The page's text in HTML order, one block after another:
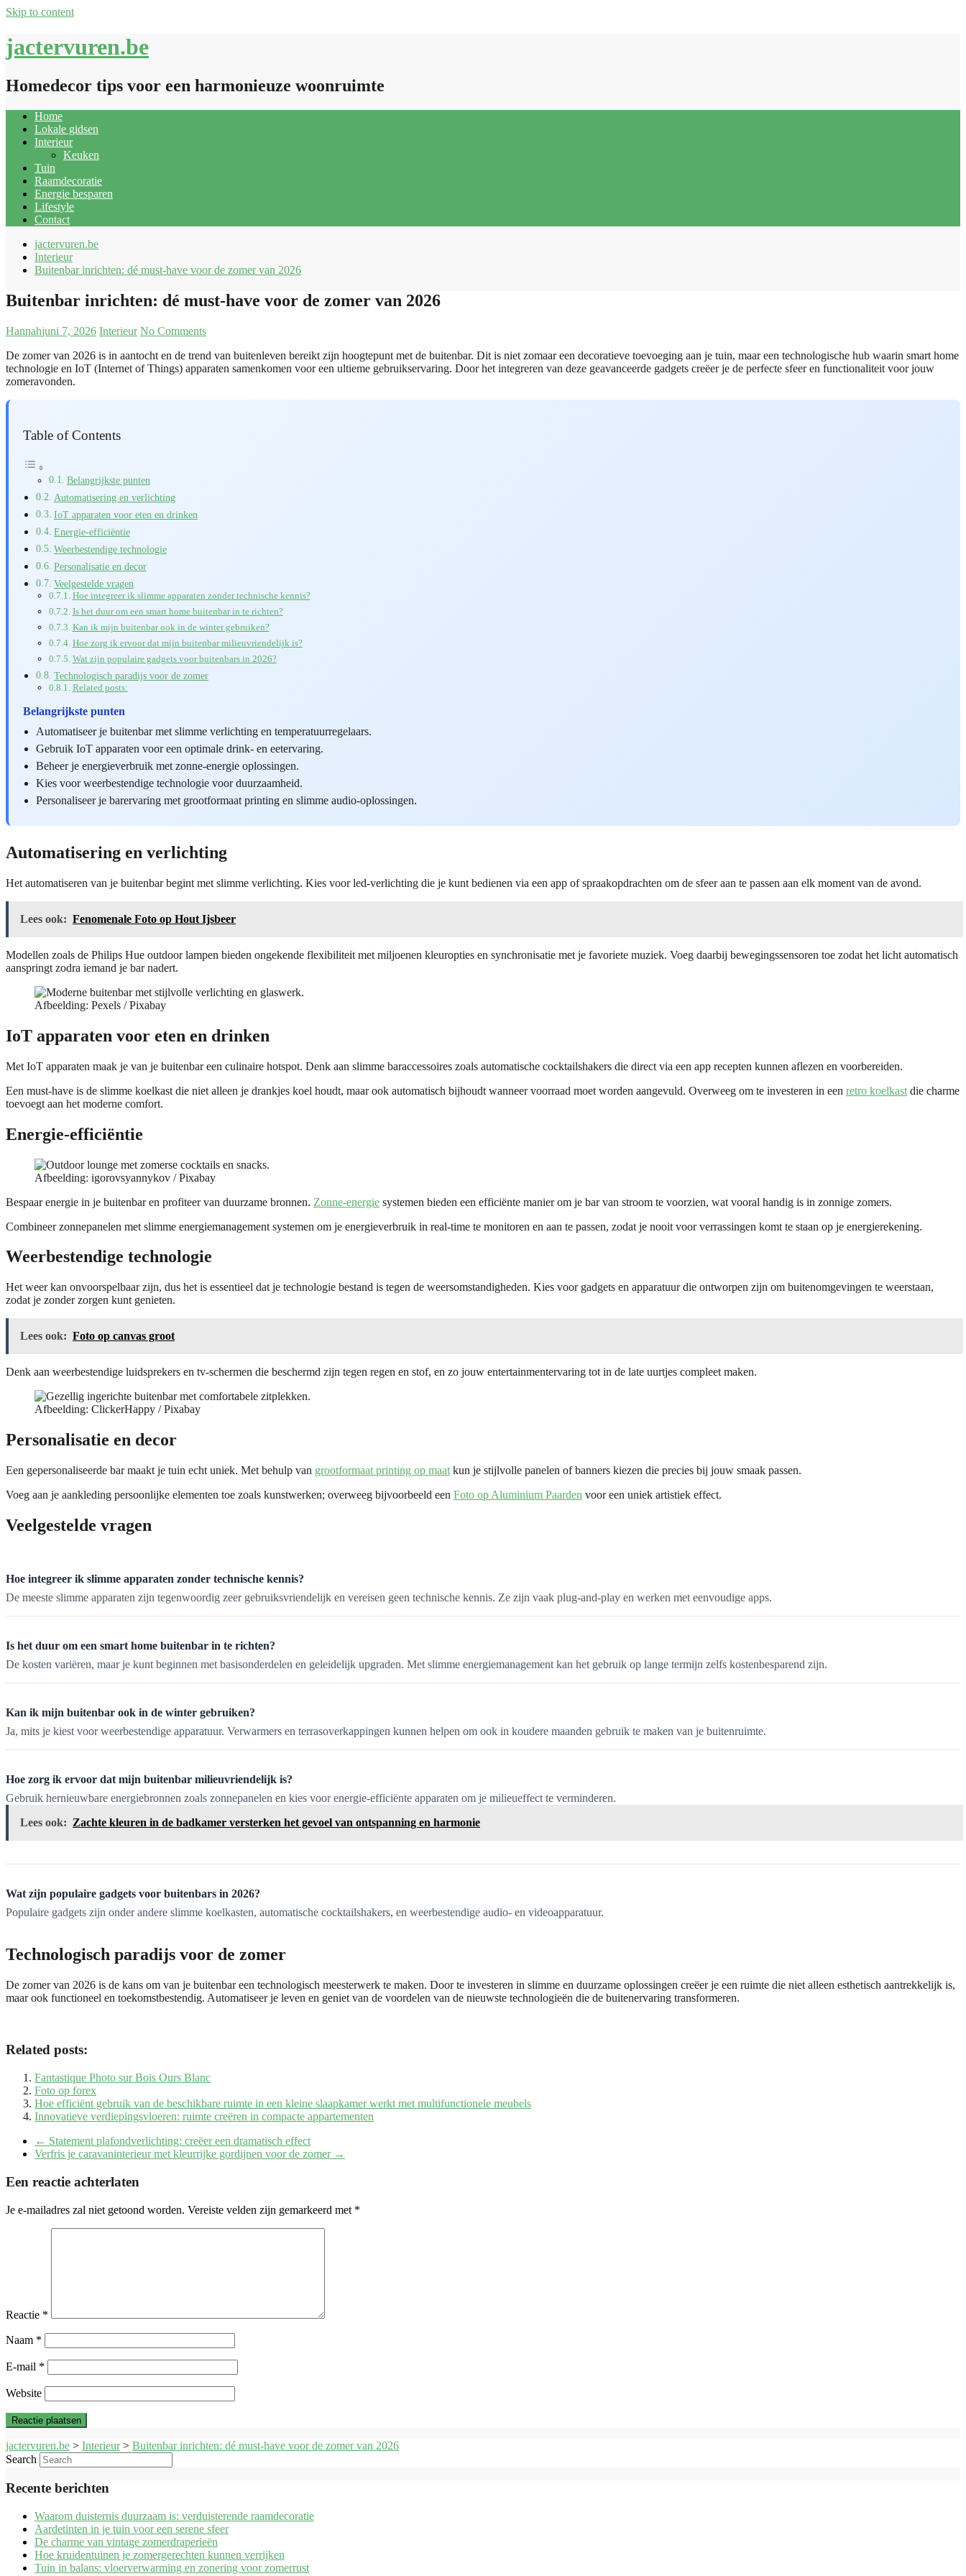
Skip to content
jactervuren.be
Homedecor tips voor een harmonieuze woonruimte
Home
Lokale gidsen
Interieur
Keuken
Tuin
Raamdecoratie
Energie besparen
Lifestyle
Contact
jactervuren.be
Interieur
Buitenbar inrichten: dé must-have voor de zomer van 2026
Buitenbar inrichten: dé must-have voor de zomer van 2026
Hannahjuni 7, 2026 Interieur No Comments
De zomer van 2026 is in aantocht en de trend van buitenleven bereikt zijn hoogtepunt met de buitenbar. Dit is niet zomaar een decoratieve toevoeging aan je tuin, maar een technologische hub waarin smart home
technologie en IoT (Internet of Things) apparaten samenkomen voor een ultieme gebruikservaring. Door het integreren van deze geavanceerde gadgets creëer je de perfecte sfeer en functionaliteit voor jouw
zomeravonden.
Table of Contents
Belangrijkste punten
Automatisering en verlichting
IoT apparaten voor eten en drinken
Energie-efficiëntie
Weerbestendige technologie
Personalisatie en decor
Veelgestelde vragen
Hoe integreer ik slimme apparaten zonder technische kennis?
Is het duur om een smart home buitenbar in te richten?
Kan ik mijn buitenbar ook in de winter gebruiken?
Hoe zorg ik ervoor dat mijn buitenbar milieuvriendelijk is?
Wat zijn populaire gadgets voor buitenbars in 2026?
Technologisch paradijs voor de zomer
Related posts:
Belangrijkste punten
Automatiseer je buitenbar met slimme verlichting en temperatuurregelaars.
Gebruik IoT apparaten voor een optimale drink- en eetervaring.
Beheer je energieverbruik met zonne-energie oplossingen.
Kies voor weerbestendige technologie voor duurzaamheid.
Personaliseer je barervaring met grootformaat printing en slimme audio-oplossingen.
Automatisering en verlichting
Het automatiseren van je buitenbar begint met slimme verlichting. Kies voor led-verlichting die je kunt bedienen via een app of spraakopdrachten om de sfeer aan te passen aan elk moment van de avond.
Lees ook: Fenomenale Foto op Hout Ijsbeer
Modellen zoals de Philips Hue outdoor lampen bieden ongekende flexibiliteit met miljoenen kleuropties en synchronisatie met je favoriete muziek. Voeg daarbij bewegingssensoren toe zodat het licht automatisch
aanspringt zodra iemand je bar nadert.
Afbeelding: Pexels / Pixabay
IoT apparaten voor eten en drinken
Met IoT apparaten maak je van je buitenbar een culinaire hotspot. Denk aan slimme baraccessoires zoals automatische cocktailshakers die direct via een app recepten kunnen aflezen en voorbereiden.
Een must-have is de slimme koelkast die niet alleen je drankjes koel houdt, maar ook automatisch bijhoudt wanneer voorraad moet worden aangevuld. Overweeg om te investeren in een retro koelkast die charme
toevoegt aan het moderne comfort.
Energie-efficiëntie
Afbeelding: igorovsyannykov / Pixabay
Bespaar energie in je buitenbar en profiteer van duurzame bronnen. Zonne-energie systemen bieden een efficiënte manier om je bar van stroom te voorzien, wat vooral handig is in zonnige zomers.
Combineer zonnepanelen met slimme energiemanagement systemen om je energieverbruik in real-time te monitoren en aan te passen, zodat je nooit voor verrassingen komt te staan op je energierekening.
Weerbestendige technologie
Het weer kan onvoorspelbaar zijn, dus het is essentieel dat je technologie bestand is tegen de weersomstandigheden. Kies voor gadgets en apparatuur die ontworpen zijn om buitenomgevingen te weerstaan,
zodat je zonder zorgen kunt genieten.
Lees ook: Foto op canvas groot
Denk aan weerbestendige luidsprekers en tv-schermen die beschermd zijn tegen regen en stof, en zo jouw entertainmentervaring tot in de late uurtjes compleet maken.
Afbeelding: ClickerHappy / Pixabay
Personalisatie en decor
Een gepersonaliseerde bar maakt je tuin echt uniek. Met behulp van grootformaat printing op maat kun je stijlvolle panelen of banners kiezen die precies bij jouw smaak passen.
Voeg aan je aankleding persoonlijke elementen toe zoals kunstwerken; overweeg bijvoorbeeld een Foto op Aluminium Paarden voor een uniek artistiek effect.
Veelgestelde vragen
Hoe integreer ik slimme apparaten zonder technische kennis?
De meeste slimme apparaten zijn tegenwoordig zeer gebruiksvriendelijk en vereisen geen technische kennis. Ze zijn vaak plug-and-play en werken met eenvoudige apps.
Is het duur om een smart home buitenbar in te richten?
De kosten variëren, maar je kunt beginnen met basisonderdelen en geleidelijk upgraden. Met slimme energiemanagement kan het gebruik op lange termijn zelfs kostenbesparend zijn.
Kan ik mijn buitenbar ook in de winter gebruiken?
Ja, mits je kiest voor weerbestendige apparatuur. Verwarmers en terrasoverkappingen kunnen helpen om ook in koudere maanden gebruik te maken van je buitenruimte.
Hoe zorg ik ervoor dat mijn buitenbar milieuvriendelijk is?
Gebruik hernieuwbare energiebronnen zoals zonnepanelen en kies voor energie-efficiënte apparaten om je milieueffect te verminderen.
Lees ook: Zachte kleuren in de badkamer versterken het gevoel van ontspanning en harmonie
Wat zijn populaire gadgets voor buitenbars in 2026?
Populaire gadgets zijn onder andere slimme koelkasten, automatische cocktailshakers, en weerbestendige audio- en videoapparatuur.
Technologisch paradijs voor de zomer
De zomer van 2026 is de kans om van je buitenbar een technologisch meesterwerk te maken. Door te investeren in slimme en duurzame oplossingen creëer je een ruimte die niet alleen esthetisch aantrekkelijk is,
maar ook functioneel en toekomstbestendig. Automatiseer je leven en geniet van de voordelen van de nieuwste technologieën die de buitenervaring transformeren.
Related posts:
Fantastique Photo sur Bois Ours Blanc
Foto op forex
Hoe efficiënt gebruik van de beschikbare ruimte in een kleine slaapkamer werkt met multifunctionele meubels
Innovatieve verdiepingsvloeren: ruimte creëren in compacte appartementen
← Statement plafondverlichting: creëer een dramatisch effect
Verfris je caravaninterieur met kleurrijke gordijnen voor de zomer →
Een reactie achterlaten
Je e-mailadres zal niet getoond worden. Vereiste velden zijn gemarkeerd met *
Reactie *
Naam *
E-mail *
Website
jactervuren.be > Interieur> Buitenbar inrichten: dé must-have voor de zomer van 2026
Search
Recente berichten
Waarom duisternis duurzaam is: verduisterende raamdecoratie
Aardetinten in je tuin voor een serene sfeer
De charme van vintage zomerdraperieën
Hoe kruidentuinen je zomergerechten kunnen verrijken
Tuin in balans: vloerverwarming en zonering voor zomerrust